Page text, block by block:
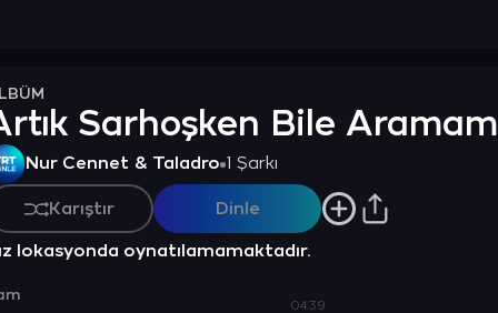
Sarhoşken Bile Aramam
Nur Cennet & Taladro 1 Şarkı
Karıştır Dinle
lokasyonda oynatılamamaktadır.
04:39